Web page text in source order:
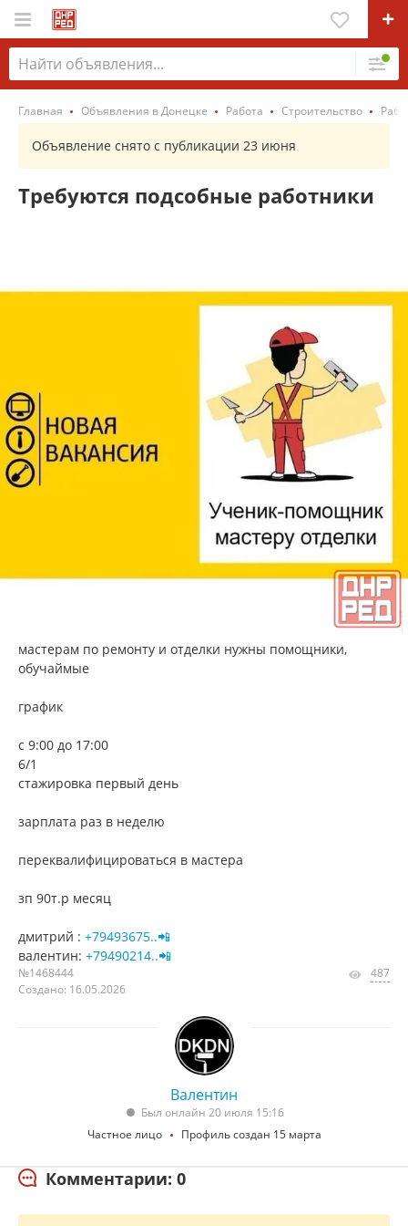
Главная Объявления в Донецке Работа Строительство
Объявление снято с публикации 23 июня
Требуются подсобные работники
мастерам по ремонту и отделки нужны помощники,
обучаймые
график
с 9:00 до 17:00
6/1
стажировка первый день
зарплата раз в неделю
переквалифицироваться в мастера
зп 90т.р месяц
дмитрий : +79493675..📲
валентин: +79490214..📲
№1468444
Создано: 16.05.2026
487
Валентин
Был онлайн 20 июля 15:16
Частное лицо
Профиль создан 15 марта
Комментарии: 0